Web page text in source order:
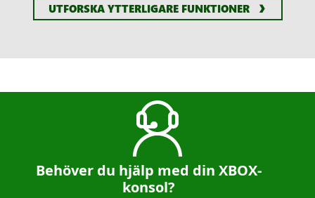
UTFORSKA YTTERLIGARE FUNKTIONER
Behöver du hjälp med din XBOX-
konsol?